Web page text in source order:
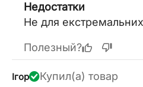
Недостатки
Не для
Полезный?
Ігор Купил(а) товар